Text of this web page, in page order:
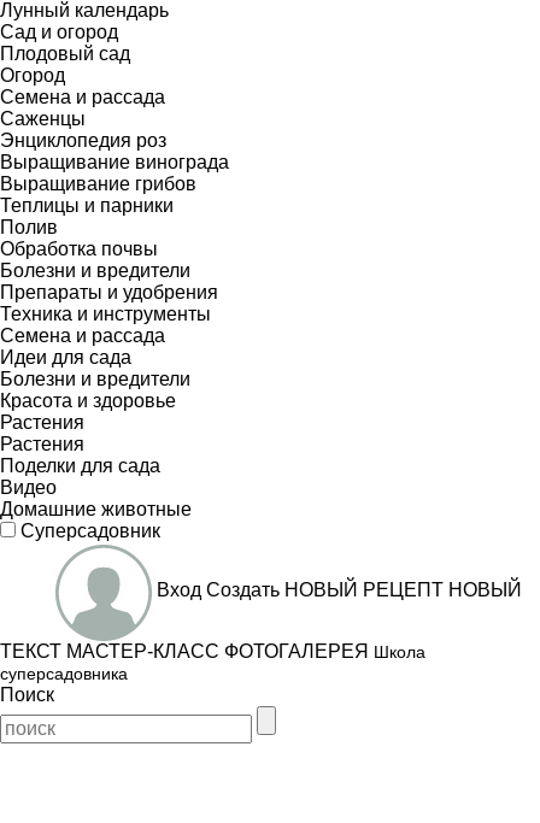
Лунный календарь
Сад и огород
Плодовый сад
Огород
Семена и рассада
Саженцы
Энциклопедия роз
Выращивание винограда
Выращивание грибов
Теплицы и парники
Полив
Обработка почвы
Болезни и вредители
Препараты и удобрения
Техника и инструменты
Семена и рассада
Идеи для сада
Болезни и вредители
Красота и здоровье
Растения
Растения
Поделки для сада
Видео
Домашние животные
Суперсадовник
Вход Создать НОВЫЙ РЕЦЕПТ НОВЫЙ
ТЕКСТ МАСТЕР-КЛАСС ФОТОГАЛЕРЕЯ Школа
суперсадовника
Поиск